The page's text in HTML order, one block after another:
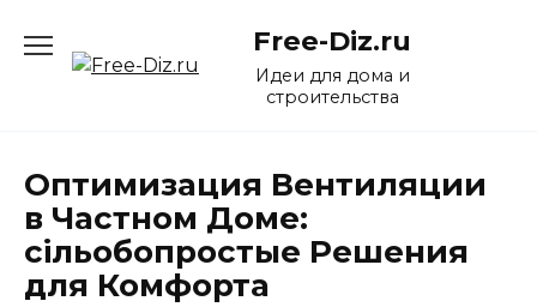
содержанию
Free-Diz.ru
Идеи для дома и
строительства
Оптимизация Вентиляции
в Частном Доме:
сільобопростые Решения
для Комфорта